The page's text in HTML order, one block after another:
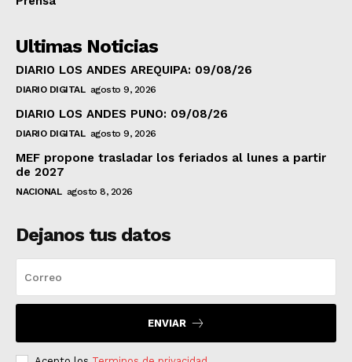
Ultimas Noticias
DIARIO LOS ANDES AREQUIPA: 09/08/26
DIARIO DIGITAL agosto 9, 2026
DIARIO LOS ANDES PUNO: 09/08/26
DIARIO DIGITAL agosto 9, 2026
MEF propone trasladar los feriados al lunes a partir
de 2027
NACIONAL agosto 8, 2026
Dejanos tus datos
ENVIAR